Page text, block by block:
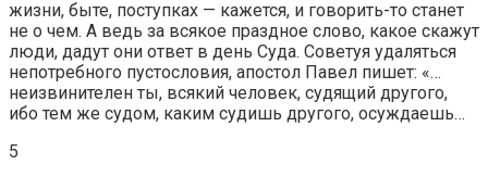
жизни, быте, поступках — кажется, и говорить-то станет
не о чем. А ведь за всякое праздное слово, какое скажут
люди, дадут они ответ в день Суда. Советуя удаляться
непотребного пустословия, апостол Павел пишет: «…
неизвинителен ты, всякий человек, судящий другого,
ибо тем же судом, каким судишь другого, осуждаешь…
5